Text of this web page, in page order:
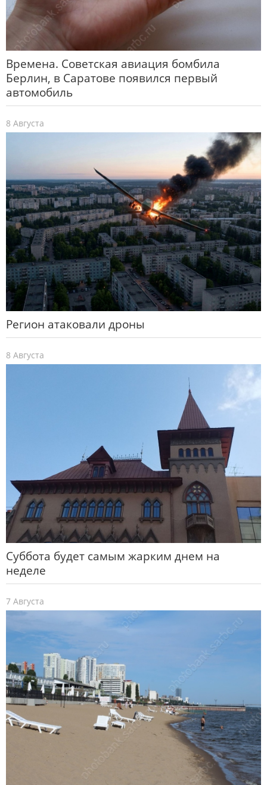
Времена. Советская авиация бомбила
Берлин, в Саратове появился первый
автомобиль
8 Августа
Регион атаковали дроны
8 Августа
Суббота будет самым жарким днем на
неделе
7 Августа